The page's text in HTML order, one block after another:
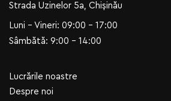
Strada Uzinelor 5a, Chișinău
Luni - Vineri: 09:00 - 17:00
Sâmbătă: 9:00 - 14:00
Lucrările noastre
Despre noi